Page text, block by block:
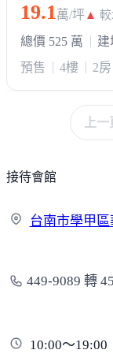
19.1萬/坪▲
總價 525 萬
建
預售
4樓 2房
上一
接待會館
台南市學甲
449-9089 轉
10:00～19:00